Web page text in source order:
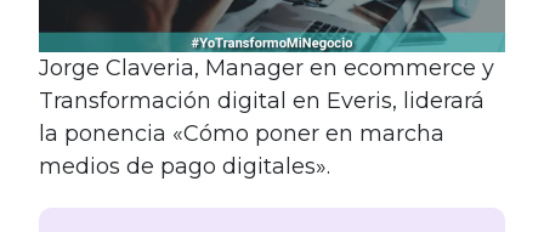
Jorge Claveria, Manager en ecommerce y
Transformación digital en Everis, liderará
la ponencia «Cómo poner en marcha
medios de pago digitales».